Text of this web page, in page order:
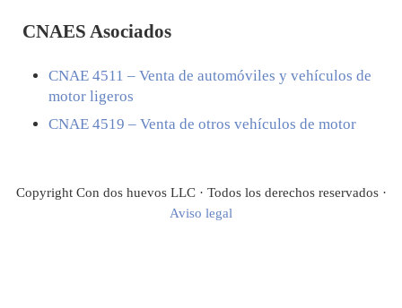
CNAES Asociados
CNAE4511 – Venta de automóviles y vehículos de
motor ligeros
CNAE4519 – Venta de otros vehículos de motor
Copyright Con dos huevos LLC · Todos los derechos reservados ·
Aviso legal